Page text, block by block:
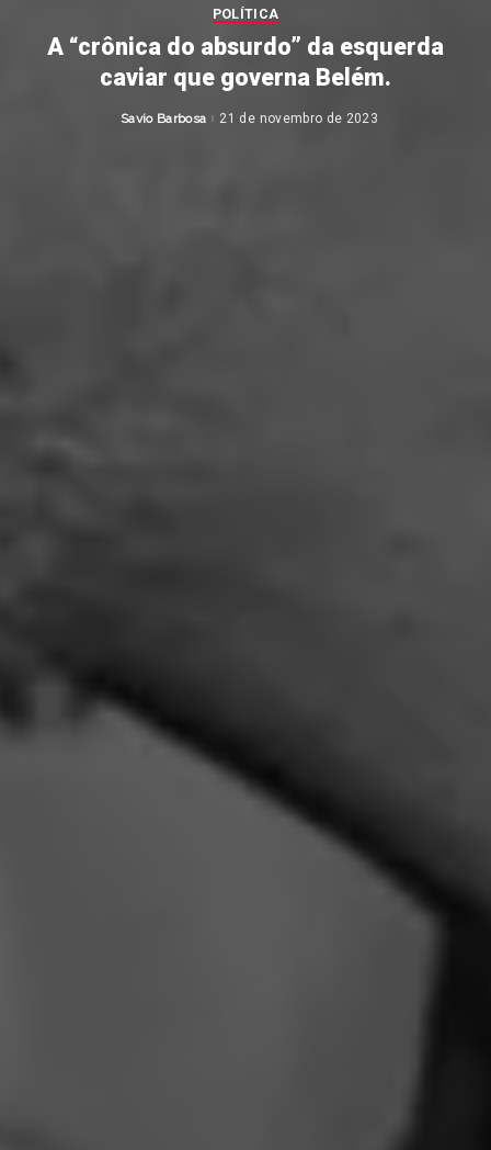
POLÍTICA
A “crônica do absurdo” da esquerda
caviar que governa Belém.
Posted
Savio Barbosa 21 de novembro de 2023